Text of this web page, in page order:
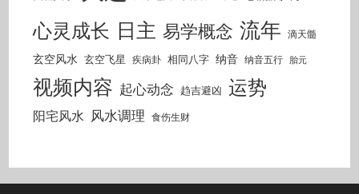
心灵成长 日主 易学概念 流年 滴天髓
玄空风水 玄空飞星 疾病卦 相同八字 纳音 纳音五行 胎元
视频内容 起心动念 趋吉避凶 运势
阳宅风水 风水调理 食伤生财